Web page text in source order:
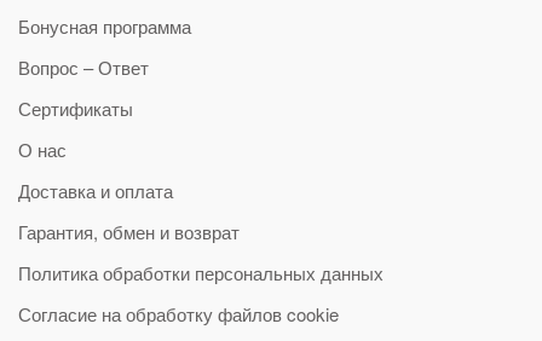
Бонусная программа
Вопрос – Ответ
Сертификаты
О нас
Доставка и оплата
Гарантия, обмен и возврат
Политика обработки персональных данных
Согласие на обработку файлов cookie